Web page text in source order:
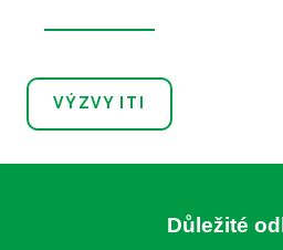
VÝZVY ITI
Důležité